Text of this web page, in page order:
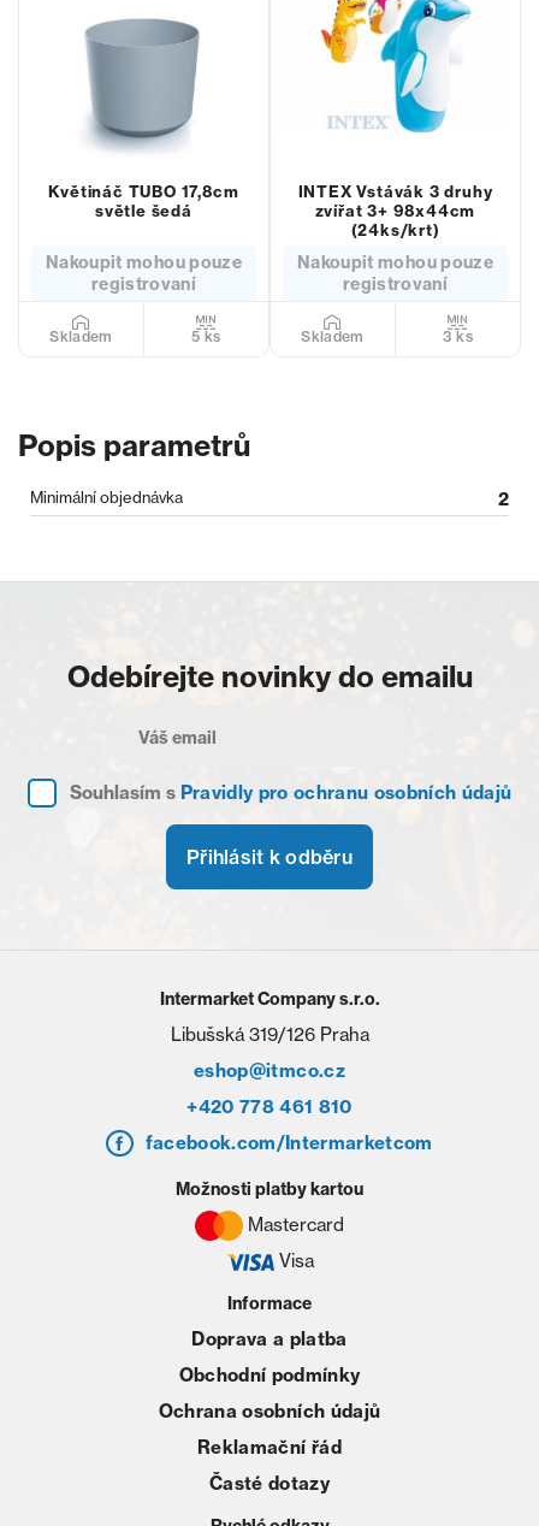
Květináč TUBO 17,8cm
světle šedá
Nakoupit mohou pouze
registrovaní
Skladem 5 ks
INTEX Vstávák 3 druhy
zvířat 3+ 98x44cm
(24ks/krt)
Nakoupit mohou pouze
registrovaní
Skladem 3 ks
Popis parametrů
Minimální objednávka 2
Odebírejte novinky do emailu
Souhlasím s Pravidly pro ochranu osobních údajů
Přihlásit k odběru
Intermarket Company s.r.o.
Libušská 319/126 Praha
eshop@itmco.cz
+420 778 461 810
facebook.com/Intermarketcom
Informace
Doprava a platba
Obchodní podmínky
Ochrana osobních údajů
Reklamační řád
Časté dotazy
Možnosti platby kartou
Mastercard
Visa